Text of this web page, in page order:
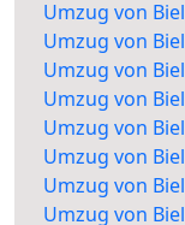
Umzug von
Umzug von
Umzug von
Umzug von
Umzug von
Umzug von
Umzug von
Umzug von